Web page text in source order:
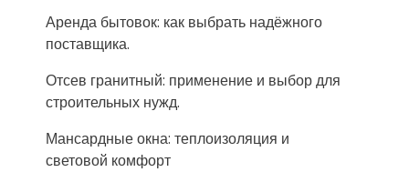
Аренда бытовок: как выбрать надёжного
поставщика.
Отсев гранитный: применение и выбор для
строительных нужд.
Мансардные окна: теплоизоляция и
световой комфорт